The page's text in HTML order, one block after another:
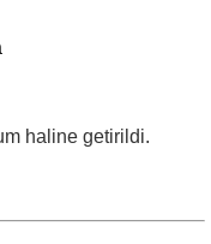
haline getirildi.